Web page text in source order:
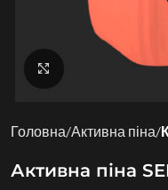
Click to enlarge
Головна Активна піна
Активна піна